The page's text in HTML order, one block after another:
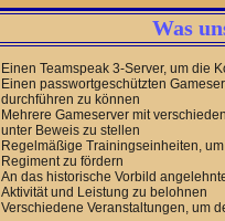
Was
Einen Teamspeak 3-Server, um die
Einen passwortgeschützten
durchführen zu können
Mehrere Gameserver mit
unter Beweis zu stellen
Regelmäßige Trainingseinheiten,
Regiment zu fördern
An das historische Vorbild
Aktivität und Leistung zu belohnen
Verschiedene Veranstaltungen, um